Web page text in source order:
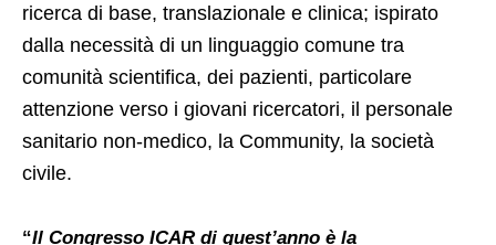
ricerca di base, translazionale e clinica; ispirato
dalla necessità di un linguaggio comune tra
comunità scientifica, dei pazienti, particolare
attenzione verso i giovani ricercatori, il personale
sanitario non-medico, la Community, la società
civile.
“Il Congresso ICAR di quest’anno è la